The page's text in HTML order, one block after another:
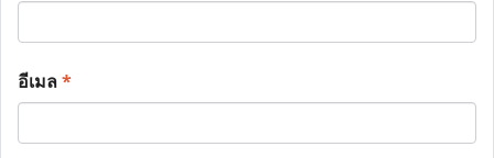
อีเมล*